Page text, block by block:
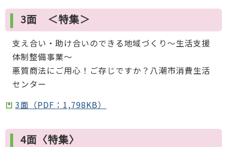
3面 ＜特集＞
支え合い・助け合いのできる地域づくり～生活支援
体制整備事業～
悪質商法にご用心！ご存じですか？八潮市消費生活
センター
3面（PDF：1,798KB）
4面〈特集〉